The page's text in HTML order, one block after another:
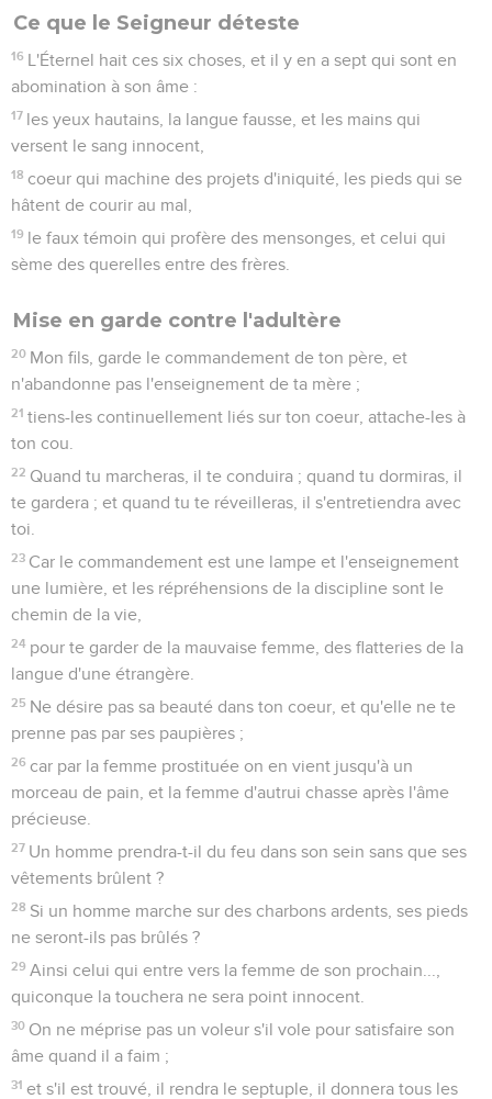
Ce que le Seigneur déteste
16 L'Éternel hait ces six choses, et il y en a sept qui sont en
abomination à son âme :
17 les yeux hautains, la langue fausse, et les mains qui
versent le sang innocent,
18 coeur qui machine des projets d'iniquité, les pieds qui se
hâtent de courir au mal,
19 le faux témoin qui profère des mensonges, et celui qui
sème des querelles entre des frères.
Mise en garde contre l'adultère
20 Mon fils, garde le commandement de ton père, et
n'abandonne pas l'enseignement de ta mère ;
21 tiens-les continuellement liés sur ton coeur, attache-les à
ton cou.
22 Quand tu marcheras, il te conduira ; quand tu dormiras, il
te gardera ; et quand tu te réveilleras, il s'entretiendra avec
toi.
23 Car le commandement est une lampe et l'enseignement
une lumière, et les répréhensions de la discipline sont le
chemin de la vie,
24 pour te garder de la mauvaise femme, des flatteries de la
langue d'une étrangère.
25 Ne désire pas sa beauté dans ton coeur, et qu'elle ne te
prenne pas par ses paupières ;
26 car par la femme prostituée on en vient jusqu'à un
morceau de pain, et la femme d'autrui chasse après l'âme
précieuse.
27 Un homme prendra-t-il du feu dans son sein sans que ses
vêtements brûlent ?
28 Si un homme marche sur des charbons ardents, ses pieds
ne seront-ils pas brûlés ?
29 Ainsi celui qui entre vers la femme de son prochain...,
quiconque la touchera ne sera point innocent.
30 On ne méprise pas un voleur s'il vole pour satisfaire son
âme quand il a faim ;
31 et s'il est trouvé, il rendra le septuple, il donnera tous les